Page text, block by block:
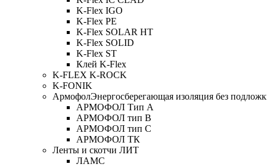
K-Flex IGO
K-Flex PE
K-Flex SOLAR HT
K-Flex SOLID
K-Flex ST
Клей K-Flex
K-FLEX K-ROCK
K-FONIK
АрмофолЭнергосберегающая изоляция без
АРМОФОЛ Тип А
АРМОФОЛ тип В
АРМОФОЛ тип C
АРМОФОЛ ТК
Ленты и скотчи ЛИТ
ЛАМС